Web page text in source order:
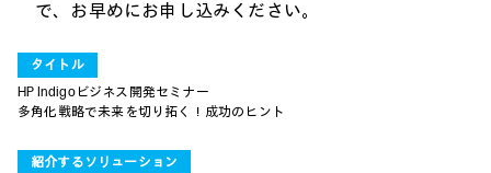
で、お早めにお申し込みください。
タイトル
HP Indigoビジネス開発セミナー
多角化戦略で未来を切り拓く！成功のヒント
紹介するソリューション